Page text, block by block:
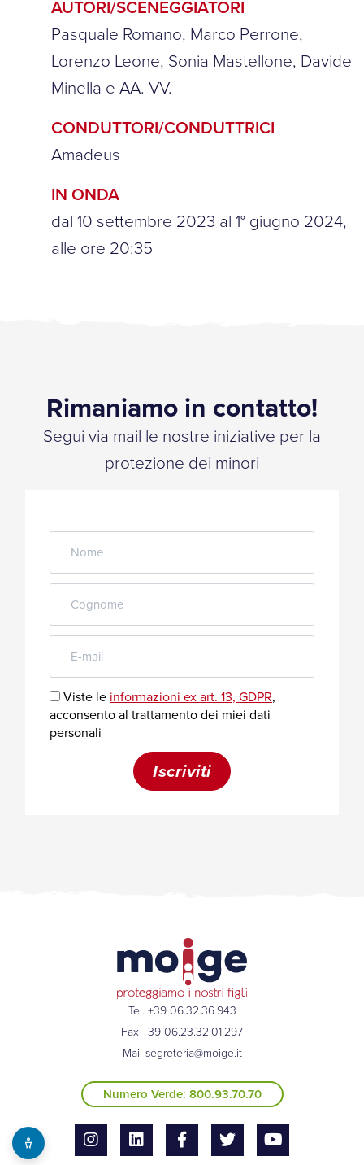
AUTORI/SCENEGGIATORI
Pasquale Romano, Marco Perrone,
Lorenzo Leone, Sonia Mastellone, Davide
Minella e AA. VV.
CONDUTTORI/CONDUTTRICI
Amadeus
IN ONDA
dal 10 settembre 2023 al 1° giugno 2024,
alle ore 20:35
Rimaniamo in contatto!
Segui via mail le nostre iniziative per la
protezione dei minori
Tel. +39 06.32.36.943
Fax +39 06.23.32.01.297
Mail segreteria@moige.it
Numero Verde: 800.93.70.70